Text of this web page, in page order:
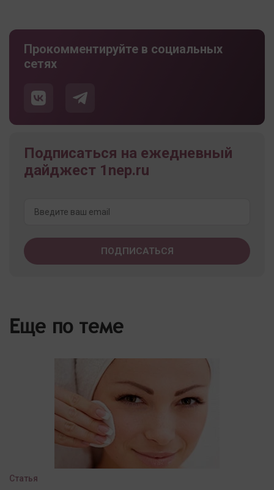
Прокомментируйте в социальных
сетях
Подписаться на ежедневный
дайджест 1nep.ru
Еще по теме
Статья